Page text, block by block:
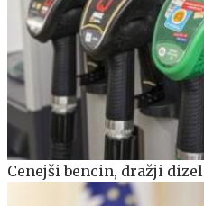
Cenejši bencin, dražji dizel